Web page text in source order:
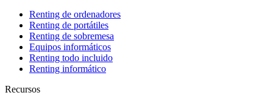
Renting de ordenadores
Renting de portátiles
Renting de sobremesa
Equipos informáticos
Renting todo incluido
Renting informático
Recursos